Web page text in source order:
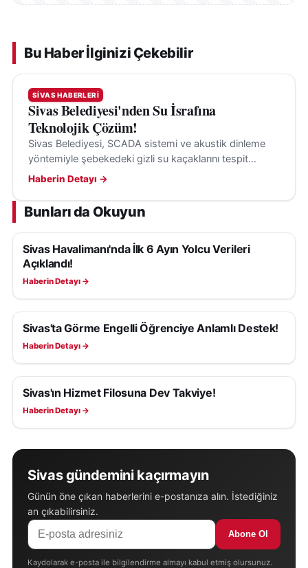
Bu Haber İlginizi Çekebilir
SIVAS HABERLERI
Sivas Belediyesi'nden Su İsrafına
Teknolojik Çözüm!
Sivas Belediyesi, SCADA sistemi ve akustik dinleme
yöntemiyle şebekedeki gizli su kaçaklarını tespit
ederek su kayıplarının önüne geçiyor.
Haberin Detayı →
Bunları da Okuyun
SIVAS HABERLERI
Sivas Havalimanı'nda İlk 6 Ayın Yolcu Verileri
Açıklandı!
Haberin Detayı →
SIVAS HABERLERI
Sivas'ta Görme Engelli Öğrenciye Anlamlı Destek!
Haberin Detayı →
SIVAS HABERLERI
Sivas'ın Hizmet Filosuna Dev Takviye!
Haberin Detayı →
Sivas gündemini kaçırmayın
Günün öne çıkan haberlerini e-postanıza alın. İstediğiniz
an çıkabilirsiniz.
Abone Ol
Kaydolarak e-posta ile bilgilendirme almayı kabul etmiş olursunuz.